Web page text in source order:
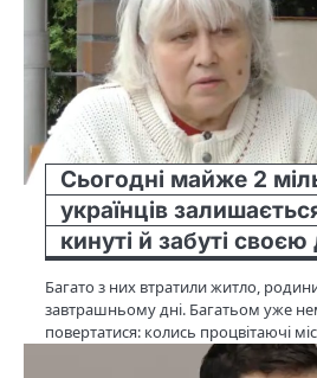
Сьогодні майже 2
українців
кинуті й забуті
Багато з них втратили житло,
завтрашньому дні. Багатьом уже
повертатися: колись процвітаючі